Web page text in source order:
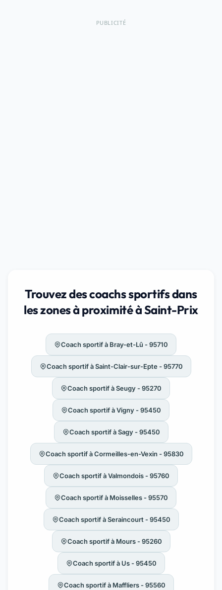
PUBLICITÉ
Trouvez des coachs sportifs dans
les zones à proximité à Saint-Prix
Coach sportif à Bray-et-Lû - 95710
Coach sportif à Saint-Clair-sur-Epte - 95770
Coach sportif à Seugy - 95270
Coach sportif à Vigny - 95450
Coach sportif à Sagy - 95450
Coach sportif à Cormeilles-en-Vexin - 95830
Coach sportif à Valmondois - 95760
Coach sportif à Moisselles - 95570
Coach sportif à Seraincourt - 95450
Coach sportif à Mours - 95260
Coach sportif à Us - 95450
Coach sportif à Maffliers - 95560